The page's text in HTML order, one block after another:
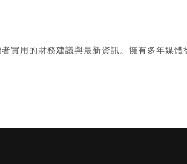
實用的財務建議與最新資訊。擁有多年媒體